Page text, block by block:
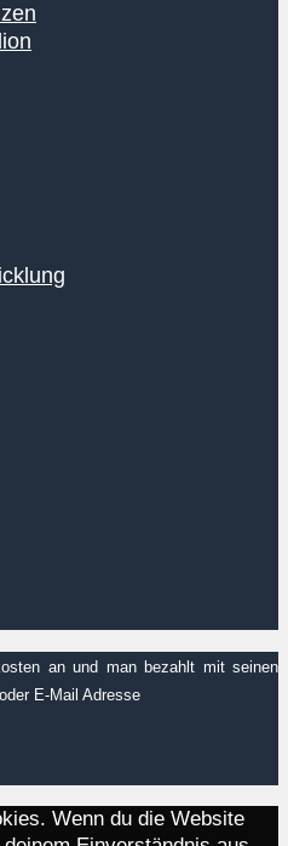
an und man bezahlt mit seinen
E-Mail Adresse
Wenn du die Website